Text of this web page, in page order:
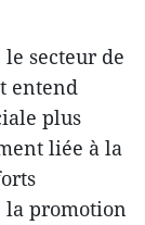
le secteur de
entend
plus
liée à la
la promotion